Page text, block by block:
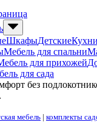
ШкафыДетскиеКухни
Мебель для спальни
для прихожей
для сада
без
мебель | комплекты